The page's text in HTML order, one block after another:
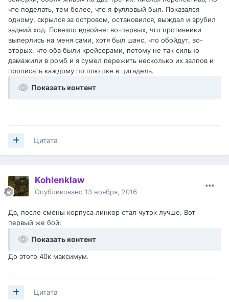
что поделать, тем более, что я фулловый был. Показался
одному, скрылся за островом, остановился, выждал и врубил
задний ход. Повезло вдвойне: во-первых, что противники
выперлись на меня сами, хотя был шанс, что обойдут, во-
вторых, что оба были крейсерами, потому не так сильно
дамажили в ромб и я сумел пережить несколько их залпов и
прописать каждому по плюшке в цитадель.
Показать контент
Цитата
Kohlenklaw
Опубликовано 13 ноября, 2016
Да, после смены корпуса линкор стал чуток лучше. Вот
первый же бой:
Показать контент
До этого 40к максимум.
Цитата